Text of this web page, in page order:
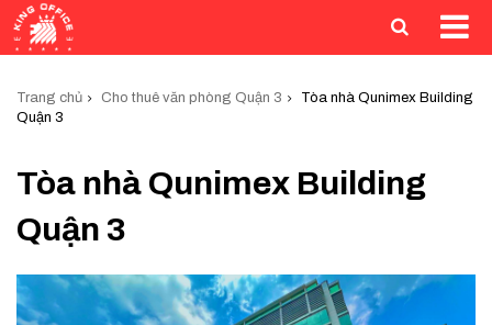
Trang chủ Cho thuê văn phòng Quận 3
Tòa nhà Qunimex Building
Quận 3
Tòa nhà Qunimex Building
Quận 3